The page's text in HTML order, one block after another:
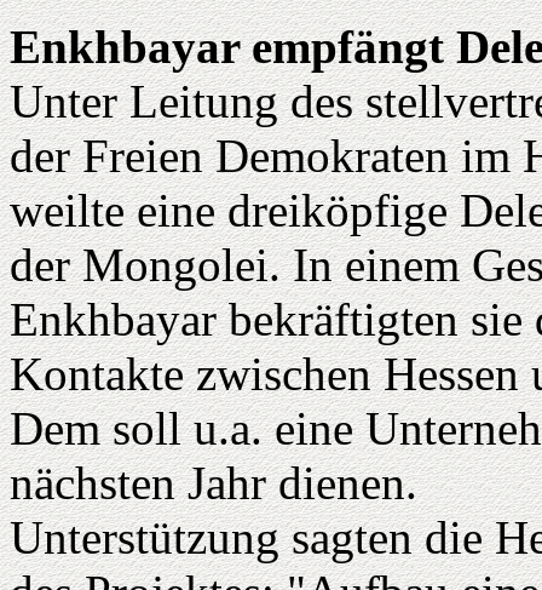
Enkhbayar empfängt
Unter Leitung des
der Freien Demokraten im
weilte eine dreiköpfige
der Mongolei. In einem
Enkhbayar bekräftigten
Kontakte zwischen
Dem soll u.a. eine
nächsten Jahr dienen.
Unterstützung sagten die